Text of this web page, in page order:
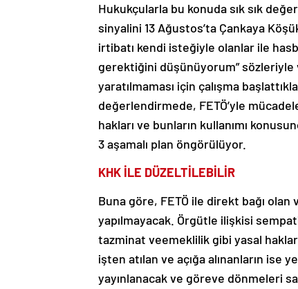
Hukukçularla bu konuda sık sık
sinyalini 13 Ağustos’ta Çankaya
irtibatı kendi isteğiyle olanlar ile
gerektiğini düşünüyorum” sözleriyle
yaratılmaması için çalışma
değerlendirmede, FETÖ’yle
hakları ve bunların kullanımı
3 aşamalı plan öngörülüyor.
KHK İLE DÜZELTİLEBİLİR
Buna göre, FETÖ ile direkt bağı
yapılmayacak. Örgütle ilişkisi
tazminat veemeklilik gibi yasal
işten atılan ve açığa alınanların
yayınlanacak ve göreve dönmeleri